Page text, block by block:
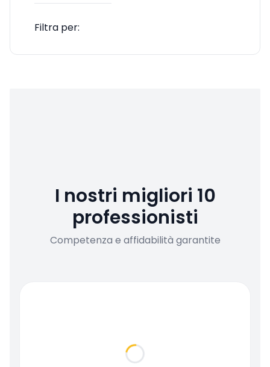
Filtra per:
I nostri migliori 10
professionisti
Competenza e affidabilità garantite
Loading...